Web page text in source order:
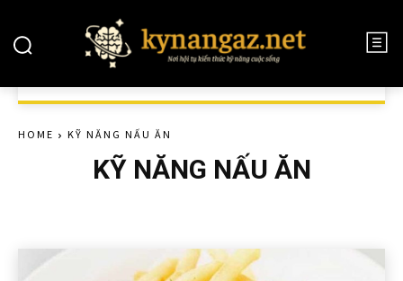
HOME KỸ NĂNG NẤU ĂN
KỸ NĂNG NẤU ĂN